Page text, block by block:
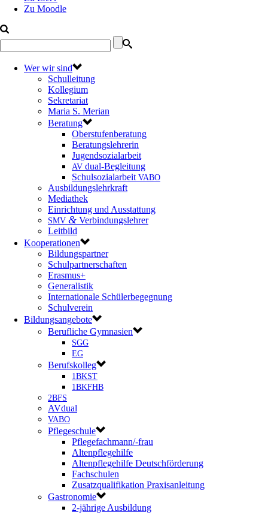
Zu Moodle
Wer wir sind
Schulleitung
Kollegium
Sekretariat
Maria S. Merian
Beratung
Oberstufenberatung
Beratungslehrerin
Jugendsozialarbeit
AV dual-Begleitung
Schulsozialarbeit VABO
Ausbildungslehrkraft
Mediathek
Einrichtung und Ausstattung
SMV & Verbindungslehrer
Leitbild
Kooperationen
Bildungspartner
Schulpartnerschaften
Erasmus+
Generalistik
Internationale Schülerbegegnung
Schulverein
Bildungsangebote
Berufliche Gymnasien
SGG
EG
Berufskolleg
1BKST
1BKFHB
2BFS
AVdual
VABO
Pflegeschule
Pflegefachmann/-frau
Altenpflegehilfe
Altenpflegehilfe Deutschförderung
Fachschulen
Zusatzqualifikation Praxisanleitung
Gastronomie
2-jährige Ausbildung